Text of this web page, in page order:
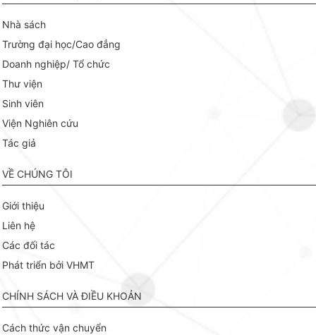
Nhà sách
Trường đại học/Cao đẳng
Doanh nghiệp/ Tổ chức
Thư viện
Sinh viên
Viện Nghiên cứu
Tác giả
VỀ CHÚNG TÔI
Giới thiệu
Liên hệ
Các đối tác
Phát triển bởi VHMT
CHÍNH SÁCH VÀ ĐIỀU KHOẢN
Cách thức vận chuyển